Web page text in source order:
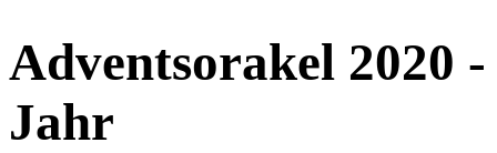
Adventsorakel 2020
Jahr